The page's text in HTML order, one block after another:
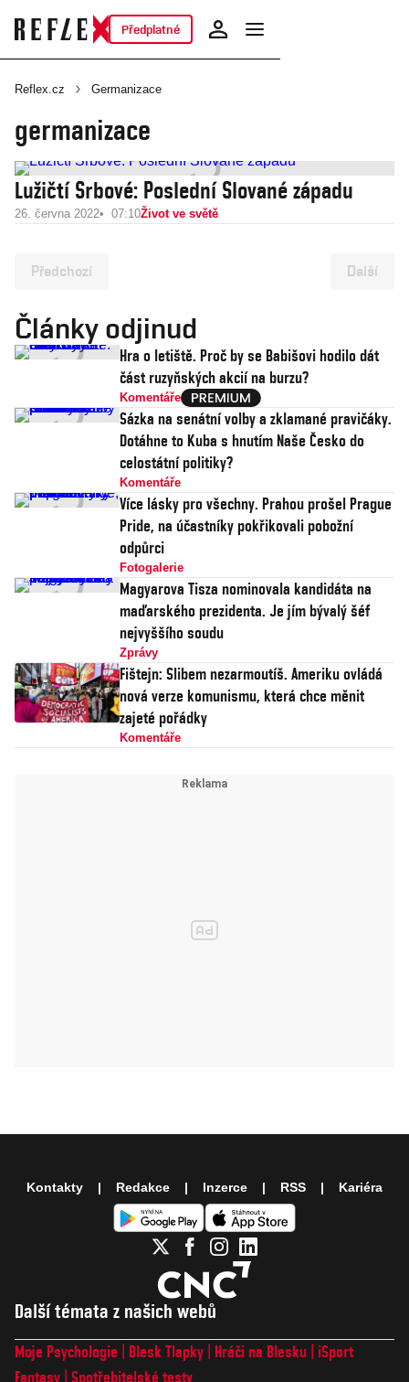
Předplatné
Reflex.cz Germanizace
germanizace
Lužičtí Srbové: Poslední Slované západu
26. června 2022 07:10Život ve světě
Předchozí Další
Články odjinud
Hra o letiště. Proč by se Babišovi hodilo dát
část ruzyňských akcií na burzu?
Komentáře
Sázka na senátní volby a zklamané pravičáky.
Dotáhne to Kuba s hnutím Naše Česko do
celostátní politiky?
Komentáře
Více lásky pro všechny. Prahou prošel Prague
Pride, na účastníky pokřikovali pobožní
odpůrci
Fotogalerie
Magyarova Tisza nominovala kandidáta na
maďarského prezidenta. Je jím bývalý šéf
nejvyššího soudu
Zprávy
Fištejn: Slibem nezarmoutíš. Ameriku ovládá
nová verze komunismu, která chce měnit
zajeté pořádky
Komentáře
Další témata z našich webů
Moje Psychologie Blesk Tlapky Hráči na Blesku
iSport
Fantasy Spotřebitelské testy
Kontakty Redakce Inzerce RSS Kariéra